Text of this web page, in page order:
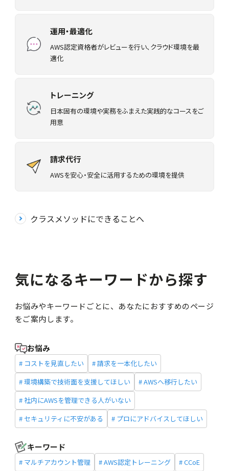
運用・最適化
AWS認定資格者がレビューを行い、クラウド環境を最
適化
トレーニング
日本固有の環境や実務をふまえた実践的なコースをご
用意
請求代行
AWSを安心・安全に活用するための環境を提供
クラスメソッドにできることへ
気になるキーワードから探す
お悩みやキーワードごとに、あなたにおすすめのページ
をご案内します。
お悩み
# コストを見直したい
# 請求を一本化したい
# 環境構築で技術面を支援してほしい
# AWSへ移行したい
# 社内にAWSを管理できる人がいない
# セキュリティに不安がある
# プロにアドバイスしてほしい
キーワード
# マルチアカウント管理 # AWS認定トレーニング
# CCoE